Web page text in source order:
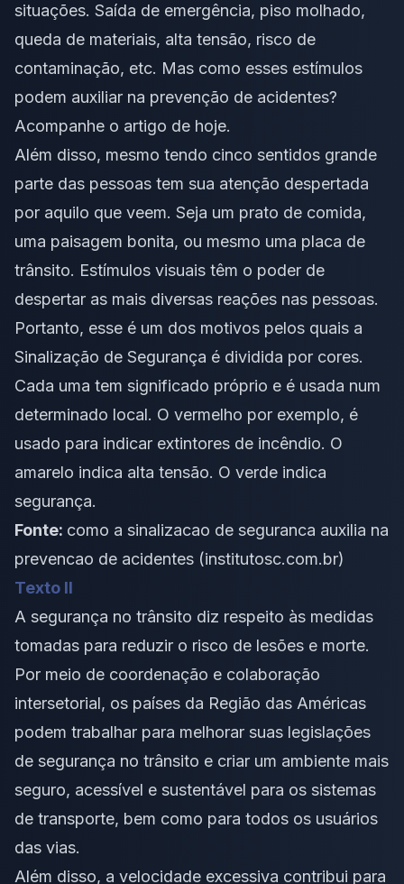
situações. Saída de emergência, piso molhado,
queda de materiais, alta tensão, risco de
contaminação, etc. Mas como esses estímulos
podem auxiliar na prevenção de acidentes?
Acompanhe o artigo de hoje.
Além disso, mesmo tendo cinco sentidos grande
parte das pessoas tem sua atenção despertada
por aquilo que veem. Seja um prato de comida,
uma paisagem bonita, ou mesmo uma placa de
trânsito. Estímulos visuais têm o poder de
despertar as mais diversas reações nas pessoas.
Portanto, esse é um dos motivos pelos quais a
Sinalização de Segurança é dividida por cores.
Cada uma tem significado próprio e é usada num
determinado local. O vermelho por exemplo, é
usado para indicar extintores de incêndio. O
amarelo indica alta tensão. O verde indica
segurança.
Fonte: como a sinalizacao de seguranca auxilia na
prevencao de acidentes (institutosc.com.br)
Texto II
A segurança no trânsito diz respeito às medidas
tomadas para reduzir o risco de lesões e morte.
Por meio de coordenação e colaboração
intersetorial, os países da Região das Américas
podem trabalhar para melhorar suas legislações
de segurança no trânsito e criar um ambiente mais
seguro, acessível e sustentável para os sistemas
de transporte, bem como para todos os usuários
das vias.
Além disso, a velocidade excessiva contribui para